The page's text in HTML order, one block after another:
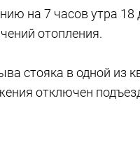
на 7 часов утра 18
отопления.
стояка в одной из
отключен